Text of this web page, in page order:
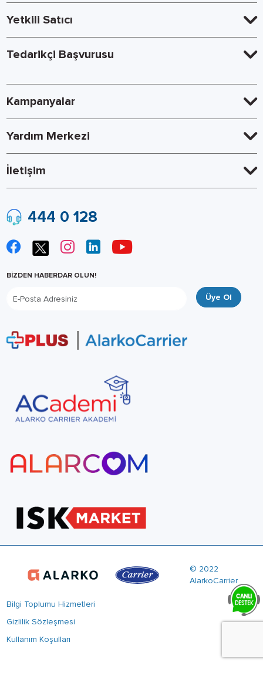
Yetkili Satıcı
Tedarikçi Başvurusu
Kampanyalar
Yardım Merkezi
İletişim
444 0 128
BİZDEN HABERDAR OLUN!
Üye Ol
© 2022
AlarkoCarrier
Bilgi Toplumu Hizmetleri
Gizlilik Sözleşmesi
Kullanım Koşulları